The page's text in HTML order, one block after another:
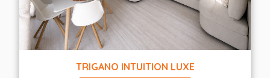
Appliquer les filtres
TRIGANO INTUITION LUXE